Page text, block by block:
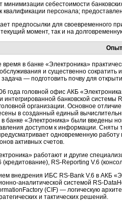
минимизации себестоимости
квалификации персонала;
предпосылки для своевременного
текущий момент, так и на
Опыт
в банке «Электроника»
обслуживания и существенно
— подготовить почву для
года головной офис АКБ
интегрированной банковской системы
организации. Основное
в созданный единый
в банке «Электроника» были введены
доступом к информации. Сняты
одновременную
активных счетов.
работают и другие
(кредитование), RS-Reporting V.6
внедрения ИБС RS-Bank V.6 в АКБ
аналитической системой RS-
(CIF) — логическую
и тактических решений.